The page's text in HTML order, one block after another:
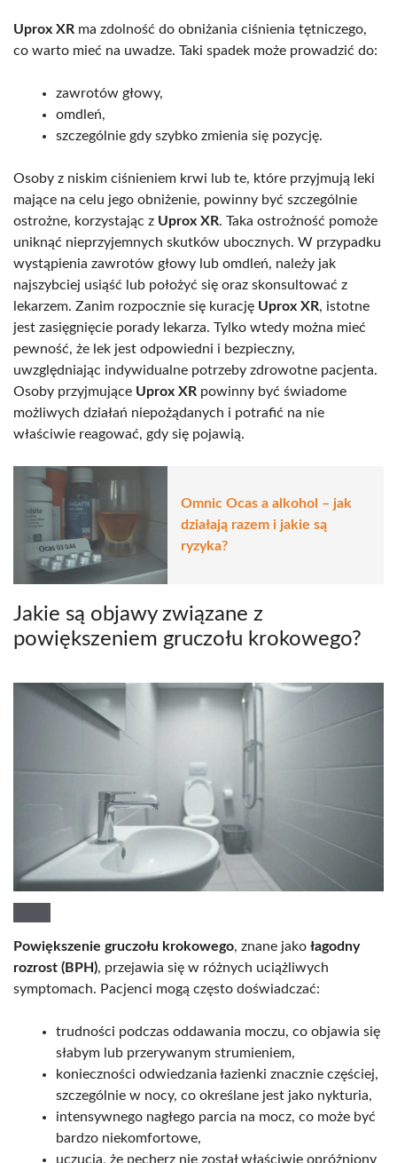
Uprox XR ma zdolność do obniżania ciśnienia tętniczego,
co warto mieć na uwadze. Taki spadek może prowadzić do:
zawrotów głowy,
omdleń,
szczególnie gdy szybko zmienia się pozycję.
Osoby z niskim ciśnieniem krwi lub te, które przyjmują leki
mające na celu jego obniżenie, powinny być szczególnie
ostrożne, korzystając z Uprox XR. Taka ostrożność pomoże
uniknąć nieprzyjemnych skutków ubocznych. W przypadku
wystąpienia zawrotów głowy lub omdleń, należy jak
najszybciej usiąść lub położyć się oraz skonsultować z
lekarzem. Zanim rozpocznie się kurację Uprox XR, istotne
jest zasięgnięcie porady lekarza. Tylko wtedy można mieć
pewność, że lek jest odpowiedni i bezpieczny,
uwzględniając indywidualne potrzeby zdrowotne pacjenta.
Osoby przyjmujące Uprox XR powinny być świadome
możliwych działań niepożądanych i potrafić na nie
właściwie reagować, gdy się pojawią.
Omnic Ocas a alkohol – jak
działają razem i jakie są
ryzyka?
Jakie są objawy związane z
powiększeniem gruczołu krokowego?
Powiększenie gruczołu krokowego, znane jako łagodny
rozrost (BPH), przejawia się w różnych uciążliwych
symptomach. Pacjenci mogą często doświadczać:
trudności podczas oddawania moczu, co objawia się
słabym lub przerywanym strumieniem,
konieczności odwiedzania łazienki znacznie częściej,
szczególnie w nocy, co określane jest jako nykturia,
intensywnego nagłego parcia na mocz, co może być
bardzo niekomfortowe,
uczucia, że pęcherz nie został właściwie opróżniony